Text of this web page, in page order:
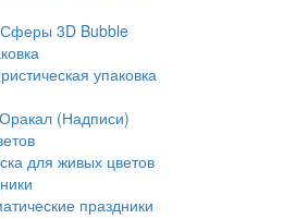
Сферы 3D Bubble
упаковка
Оракал (Надписи)
для живых цветов
праздники